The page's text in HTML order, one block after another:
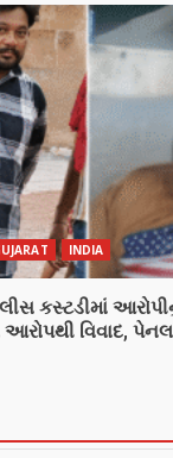
INDIA
કસ્ટડીમાં
આરોપથી વિવાદ,